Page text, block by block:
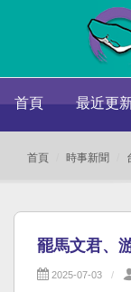
首頁 最近更
首頁 時事新聞
罷馬文君、
2025-07-03